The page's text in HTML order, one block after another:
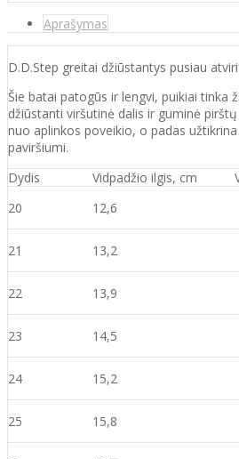
Aprašymas
D.D.Step greitai džiūstantys pusiau
Šie batai patogūs ir lengvi, puikiai tinka
džiūstanti viršutinė dalis ir guminė
nuo aplinkos poveikio, o padas
paviršiumi.
Dydis
Vidpadžio ilgis, cm
20
12,6
21 13,2
22 13,9
23 14,5
24 15,2
25 15,8